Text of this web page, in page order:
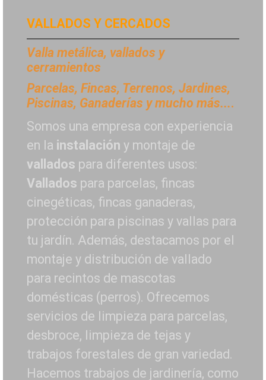
VALLADOS Y CERCADOS
Valla metálica, vallados y
cerramientos
Parcelas, Fincas, Terrenos, Jardines,
Piscinas, Ganaderías y mucho más....
Somos una empresa con experiencia
en la instalación y montaje de
vallados para diferentes usos:
Vallados para parcelas, fincas
cinegéticas, fincas ganaderas,
protección para piscinas y vallas para
tu jardín. Además, destacamos por el
montaje y distribución de vallado
para recintos de mascotas
domésticas (perros). Ofrecemos
servicios de limpieza para parcelas,
desbroce, limpieza de tejas y
trabajos forestales de gran variedad.
Hacemos trabajos de jardinería, como